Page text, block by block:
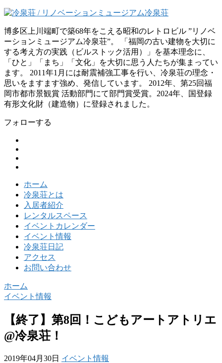
博多区上川端町で築68年をこえる昭和のレトロビル ”リノベ
ーションミュージアム冷泉荘”。 「福岡の古い建物を大切に
する考え方の実践（ビルストック活用）」を基本理念に、
「ひと」「まち」「文化」を大切に思う人たちが集まってい
ます。 2011年1月には耐震補強工事を行い、冷泉荘の理念・
思いをますます強め、発信しています。 2012年、第25回福
岡市都市景観賞 活動部門にて部門賞受賞。2024年、国登録
有形文化財（建造物）に登録されました。
フォローする
ホーム
冷泉荘とは
入居者紹介
レンタルスペース
イベントカレンダー
イベント情報
冷泉荘日記
アクセス
お問い合わせ
ホーム
イベント情報
【終了】第8回！こどもアートアトリエ
@冷泉荘！
2019年04月30日 イベント情報